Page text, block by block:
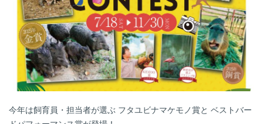
今年は飼育員・担当者が選ぶ フタユビナマケモノ賞と ベストバー